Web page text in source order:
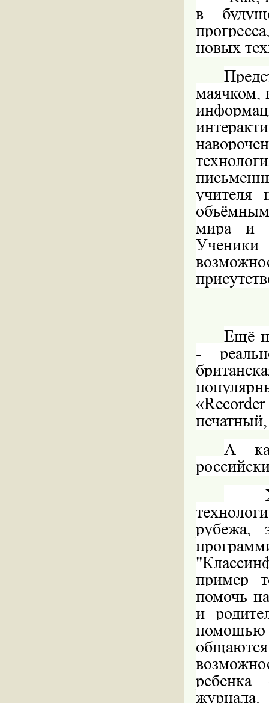
в
новых
маячком,
учителя
мира и
Ещё
-
А
рубежа,
пример
помочь
и
помощью
журнала.